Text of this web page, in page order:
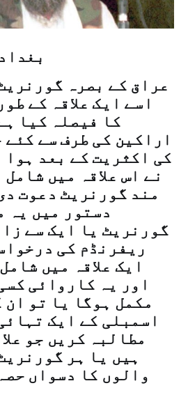
عراق کے بصرہ
اسے ایک علاقہ کے
کا فیصلہ کیا
اراکین کی طرف سے
کی اکثریت کے بعد
نے اس علاقہ میں
مند گورنریٹ دعوت
دستور میں یہ
گورنریٹ یا ایک سے
ریفرنڈم کی
ایک علاقہ میں
اور یہ کاروائی
مکمل ہوگا یا تو ان
اسمبلی کے ایک
مطالبہ کریں جو
ہیں یا ہر
والوں کا دسواں